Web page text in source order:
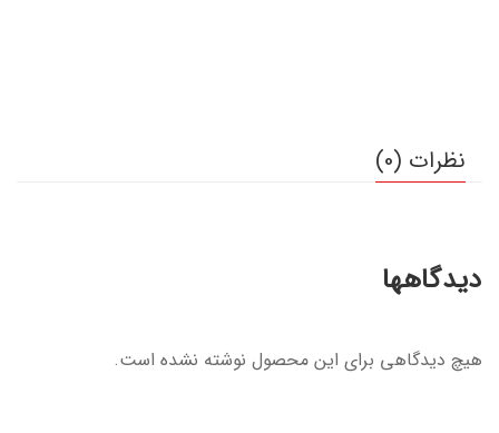
نظرات (0)
دیدگاهها
هیچ دیدگاهی برای این محصول نوشته نشده است.